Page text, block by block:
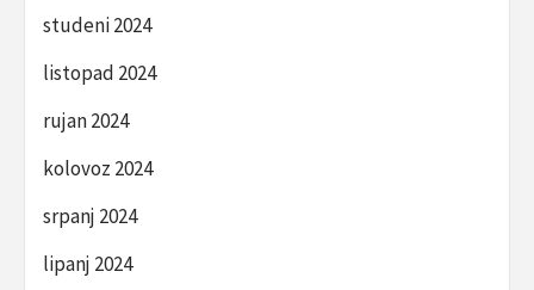
studeni 2024
listopad 2024
rujan 2024
kolovoz 2024
srpanj 2024
lipanj 2024